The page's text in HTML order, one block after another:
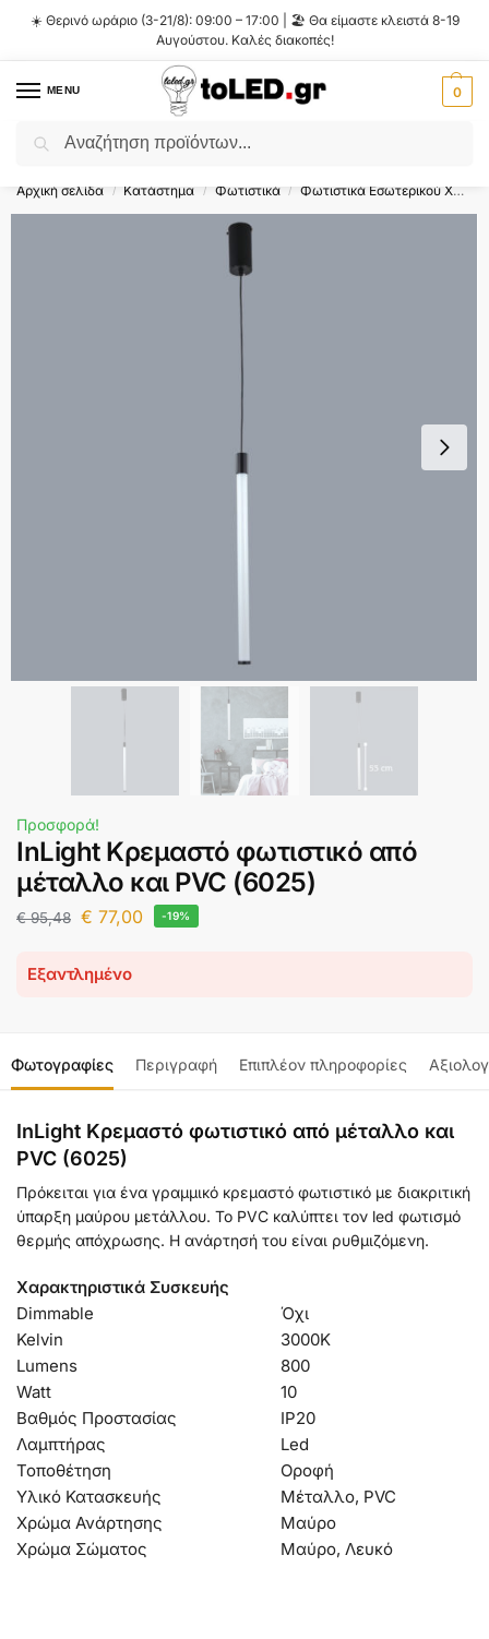
☀️ Θερινό ωράριο (3-21/8): 09:00 – 17:00 | 🏖️ Θα είμαστε κλειστά 8-19
Αυγούστου. Καλές διακοπές!
MENU 0
Flash Sale ⚡ 10% Έκπτωση με τον κωδικό
Αρχική σελίδα / Κατάστημα / Φωτιστικά / Φωτιστικά Εσωτερικού Χώρου
Προσφορά!
InLight Κρεμαστό φωτιστικό από
μέταλλο και PVC (6025)
€95,48 € 77,00 -19%
Εξαντλημένο
Φωτογραφίες Περιγραφή Επιπλέον πληροφορίες
InLight Κρεμαστό φωτιστικό από μέταλλο και
PVC (6025)
Πρόκειται για ένα γραμμικό κρεμαστό φωτιστικό με διακριτική
ύπαρξη μαύρου μετάλλου. Το PVC καλύπτει τον led φωτισμό
θερμής απόχρωσης. Η ανάρτησή του είναι ρυθμιζόμενη.
Χαρακτηριστικά Συσκευής
Dimmable
Όχι
Kelvin
3000Κ
Lumens
800
Watt
10
Βαθμός Προστασίας
IP20
Λαμπτήρας
Led
Τοποθέτηση
Οροφή
Υλικό Κατασκευής
Μέταλλο, PVC
Χρώμα Ανάρτησης
Μαύρο
Χρώμα Σώματος
Μαύρο, Λευκό